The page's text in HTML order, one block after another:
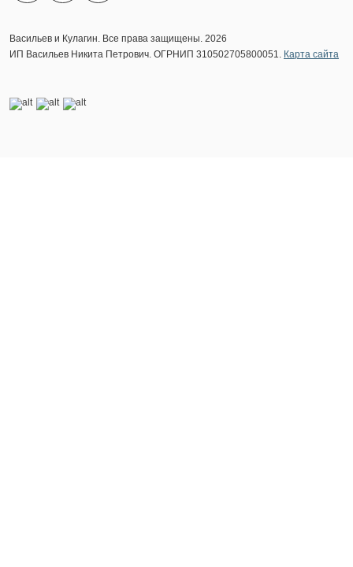
Васильев и Кулагин. Все права защищены. 2026
ИП Васильев Никита Петрович. ОГРНИП 310502705800051. Карта сайта